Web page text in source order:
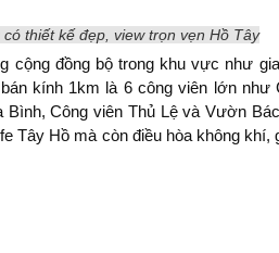
thiết kế đẹp, view trọn vẹn Hồ Tây
cộng đồng bộ trong khu vực như
kính 1km là 6 công viên lớn như
Công viên Thủ Lệ và Vườn
Tây Hồ mà còn điều hòa không khí,